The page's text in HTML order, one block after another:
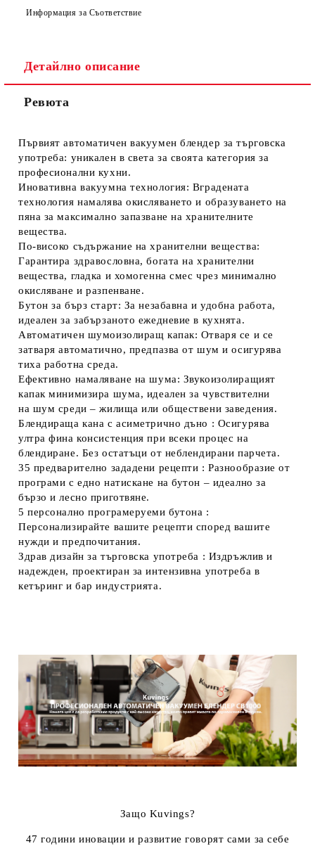
Съгласен съм с
Ние ще се свържем с вас в рамките на работния ден.
Информация за Съответствие
Детайлно описание
Ревюта
Първият автоматичен вакуумен блендер за търговска
употреба: уникален в света за своята категория за
професионални кухни.
Иновативна вакуумна технология: Вградената
технология намалява окисляването и образуването на
пяна за максимално запазване на хранителните
вещества.
По-високо съдържание на хранителни вещества:
Гарантира здравословна, богата на хранителни
вещества, гладка и хомогенна смес чрез минимално
окисляване и разпенване.
Бутон за бърз старт: За незабавна и удобна работа,
идеален за забързаното ежедневие в кухнята.
Автоматичен шумоизолиращ капак: Отваря се и се
затваря автоматично, предпазва от шум и осигурява
тиха работна среда.
Ефективно намаляване на шума: Звукоизолиращият
капак минимизира шума, идеален за чувствителни
на шум среди – жилища или обществени заведения.
Блендираща кана с асиметрично дъно : Осигурява
ултра фина консистенция при всеки процес на
блендиране. Без остатъци от неблендирани парчета.
35 предварително зададени рецепти : Разнообразие от
програми с едно натискане на бутон – идеално за
бързо и лесно приготвяне.
5 персонално програмеруеми бутона :
Персонализирайте вашите рецепти според вашите
нужди и предпочитания.
Здрав дизайн за търговска употреба : Издръжлив и
надежден, проектиран за интензивна употреба в
кетъринг и бар индустрията.
Защо Kuvings?
47 години иновации и развитие говорят сами за себе